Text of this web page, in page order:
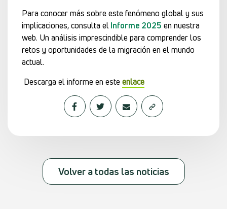
Para conocer más sobre este fenómeno global y sus
implicaciones, consulta elInforme 2025 en nuestra
web. Un análisis imprescindible para comprender los
retos y oportunidades de la migración en el mundo
actual.
Descarga el informe en esteenlace
Volver a todas las noticias